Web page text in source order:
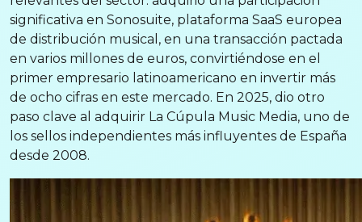
significativa en Sonosuite, plataforma SaaS europea
de distribución musical, en una transacción pactada
en varios millones de euros, convirtiéndose en el
primer empresario latinoamericano en invertir más
de ocho cifras en este mercado. En 2025, dio otro
paso clave al adquirir La Cúpula Music Media, uno de
los sellos independientes más influyentes de España
desde 2008.